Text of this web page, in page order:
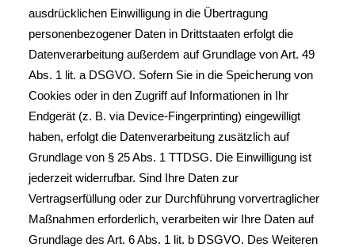
ausdrücklichen Einwilligung in die Übertragung
personenbezogener Daten in Drittstaaten erfolgt die
Datenverarbeitung außerdem auf Grundlage von Art. 49
Abs. 1 lit. a DSGVO. Sofern Sie in die Speicherung von
Cookies oder in den Zugriff auf Informationen in Ihr
Endgerät (z. B. via Device-Fingerprinting) eingewilligt
haben, erfolgt die Datenverarbeitung zusätzlich auf
Grundlage von § 25 Abs. 1 TTDSG. Die Einwilligung ist
jederzeit widerrufbar. Sind Ihre Daten zur
Vertragserfüllung oder zur Durchführung vorvertraglicher
Maßnahmen erforderlich, verarbeiten wir Ihre Daten auf
Grundlage des Art. 6 Abs. 1 lit. b DSGVO. Des Weiteren